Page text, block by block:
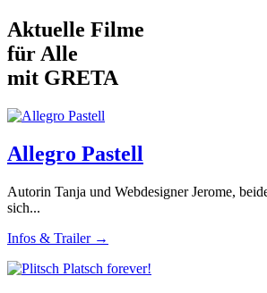
Aktuelle Filme
für Alle
mit GRETA
Allegro Pastell
Autorin Tanja und Webdesigner Jerome,
sich...
Infos & Trailer →